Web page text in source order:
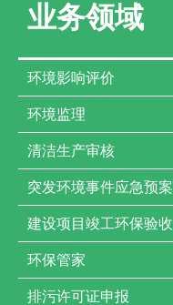
业务领域
环境影响评价
环境监理
清洁生产审核
突发环境事件应急预案
建设项目竣工环保验收
环保管家
排污许可证申报